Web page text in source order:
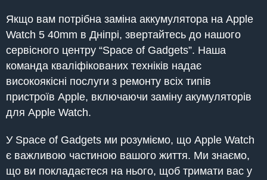
Якщо вам потрібна заміна аккумулятора на Apple
Watch 5 40mm в Дніпрі, звертайтесь до нашого
сервісного центру “Space of Gadgets”. Наша
команда кваліфікованих техніків надає
високоякісні послуги з ремонту всіх типів
пристроїв Apple, включаючи заміну акумуляторів
для Apple Watch.
У Space of Gadgets ми розуміємо, що Apple Watch
є важливою частиною вашого життя. Ми знаємо,
що ви покладаєтеся на нього, щоб тримати вас у